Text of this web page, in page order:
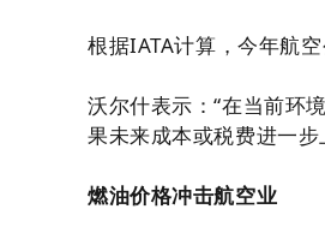
根据IATA计算，今年航
沃尔什表示：“在当前环
果未来成本或税费进一
燃油价格冲击航空业